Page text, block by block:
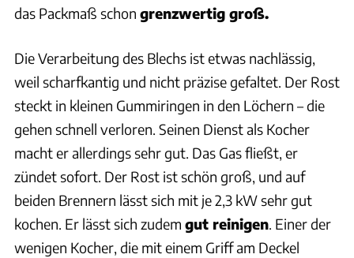
das Packmaß schon grenzwertig groß.
Die Verarbeitung des Blechs ist etwas nachlässig,
weil scharfkantig und nicht präzise gefaltet. Der Rost
steckt in kleinen Gummiringen in den Löchern – die
gehen schnell verloren. Seinen Dienst als Kocher
macht er allerdings sehr gut. Das Gas fließt, er
zündet sofort. Der Rost ist schön groß, und auf
beiden Brennern lässt sich mit je 2,3 kW sehr gut
kochen. Er lässt sich zudem gut reinigen. Einer der
wenigen Kocher, die mit einem Griff am Deckel